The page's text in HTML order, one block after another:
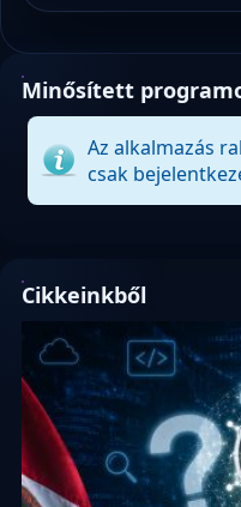
Minősített
Az alkalmazás
csak
Cikkeinkből